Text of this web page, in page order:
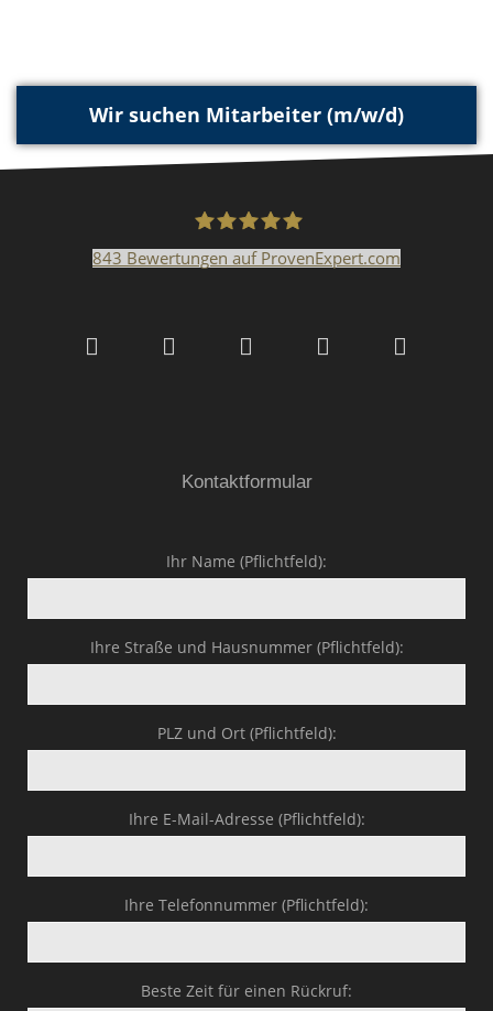
Wir suchen Mitarbeiter (m/w/d)
GmbH & Co.KG
843 Bewertungen auf ProvenExpert.com
Kontaktformular
Ihr Name (Pflichtfeld):
Ihre Straße und Hausnummer (Pflichtfeld):
PLZ und Ort (Pflichtfeld):
Ihre E-Mail-Adresse (Pflichtfeld):
Ihre Telefonnummer (Pflichtfeld):
Beste Zeit für einen Rückruf: